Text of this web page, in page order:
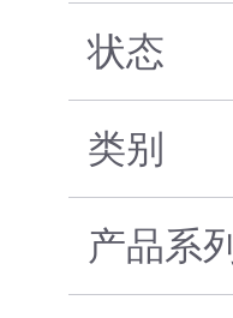
状态
类别
产品系列